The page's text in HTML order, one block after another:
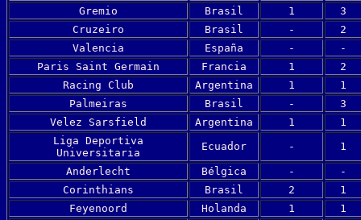
Gremio
Brasil 1
3
Cruzeiro
Brasil -
2
Valencia
España -
-
Paris Saint Germain
Francia 1
2
Racing Club
Argentina 1
1
Palmeiras
Brasil -
3
Velez Sarsfield
Argentina 1
1
Liga Deportiva
Universitaria
Ecuador - 1
Anderlecht Bélgica -
-
Corinthians
Brasil 2
1
Feyenoord
Holanda 1
1